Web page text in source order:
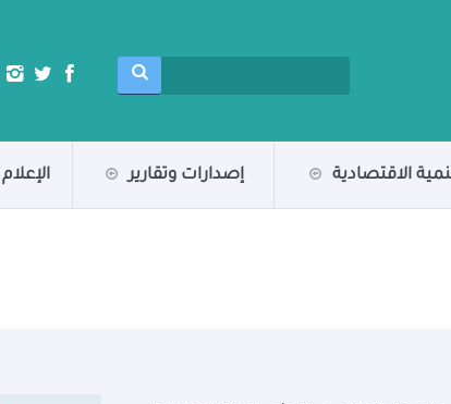
الاقتصادية إصدارات وتقارير الإعلام